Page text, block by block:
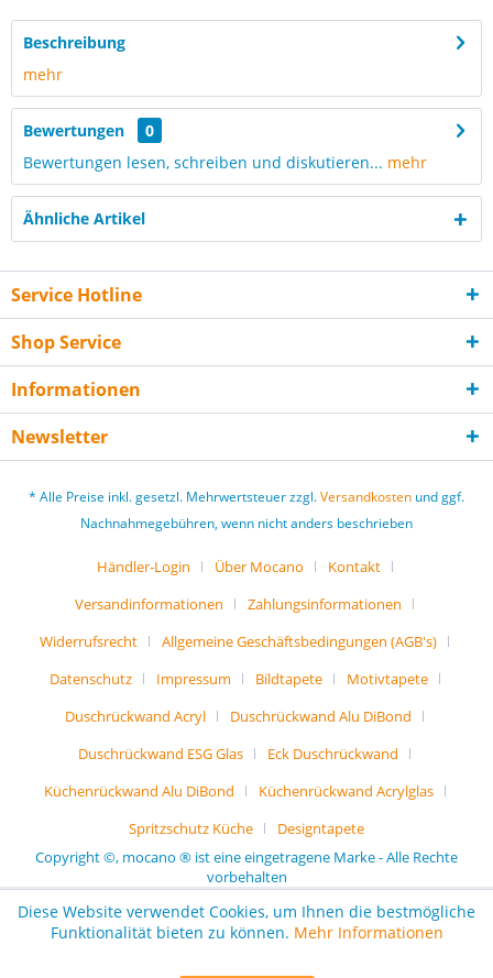
Beschreibung
mehr
Bewertungen
0
Bewertungen lesen, schreiben und diskutieren... mehr
Ähnliche Artikel
Service Hotline
Shop Service
Informationen
Newsletter
* Alle Preise inkl. gesetzl. Mehrwertsteuer zzgl.Versandkosten und ggf.
Nachnahmegebühren, wenn nicht anders beschrieben
Händler-Login Über Mocano
Kontakt
Versandinformationen
Zahlungsinformationen
Widerrufsrecht
Allgemeine Geschäftsbedingungen (AGB's)
Datenschutz
Impressum Bildtapete
Motivtapete
Duschrückwand Acryl
Duschrückwand Alu DiBond
Duschrückwand ESG Glas
Eck Duschrückwand
Küchenrückwand Alu DiBond
Küchenrückwand Acrylglas
Spritzschutz Küche
Designtapete
Copyright ©, mocano ® ist eine eingetragene Marke - Alle Rechte
vorbehalten
Diese Website verwendet Cookies, um Ihnen die bestmögliche
Funktionalität bieten zu können. Mehr Informationen